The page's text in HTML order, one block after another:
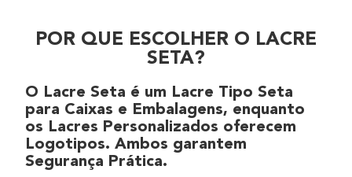
POR QUE ESCOLHER O LACRE
SETA?
O Lacre Seta é um Lacre Tipo Seta
para Caixas e Embalagens, enquanto
os Lacres Personalizados oferecem
Logotipos. Ambos garantem
Segurança Prática.